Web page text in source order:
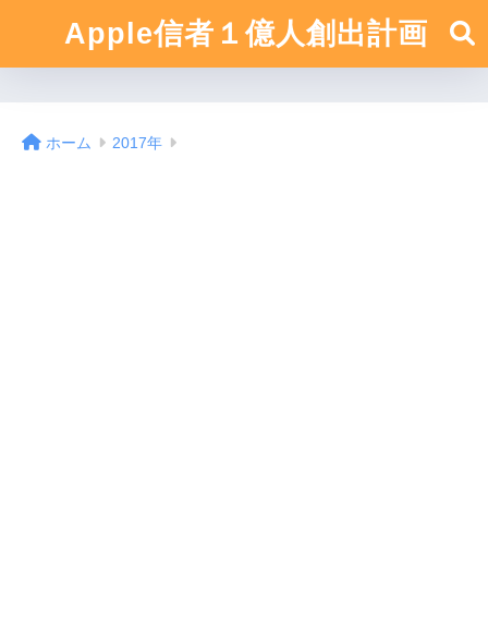
Apple信者１億人創出計画
ホーム 2017年